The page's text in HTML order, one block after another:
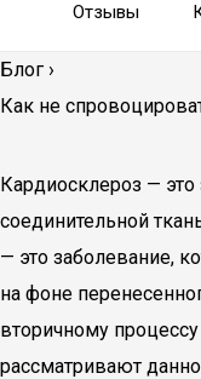
Отзывы
Блог ›
Как не
Кардиосклероз —
соединительной
— это заболевание,
на фоне
вторичному
рассматривают